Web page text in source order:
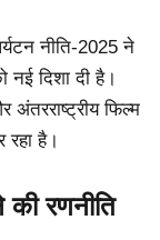
नीति-2025 ने
दिशा दी है।
अंतरराष्ट्रीय फिल्म
है।
रणनीति